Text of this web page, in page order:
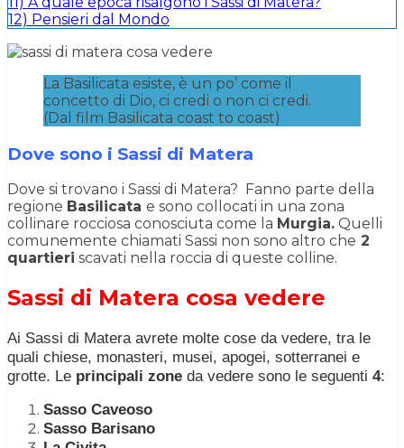
12) Pensieri dal Mondo
La Basilicata esiste, è un po’ come il
concetto di Dio, ci credi o non ci credi.
(Dal film Basilicata coast to coast)
Dove sono i Sassi di Matera
Dove si trovano i Sassi di Matera? Fanno parte della
regione Basilicata e sono collocati in una zona
collinare rocciosa conosciuta come la Murgia. Quelli
comunemente chiamati Sassi non sono altro che 2
quartieri scavati nella roccia di queste colline.
Sassi di Matera cosa vedere
Ai Sassi di Matera avrete molte cose da vedere, tra le
quali chiese, monasteri, musei, apogei, sotterranei e
grotte. Le principali zone da vedere sono le seguenti 4:
Sasso Caveoso
Sasso Barisano